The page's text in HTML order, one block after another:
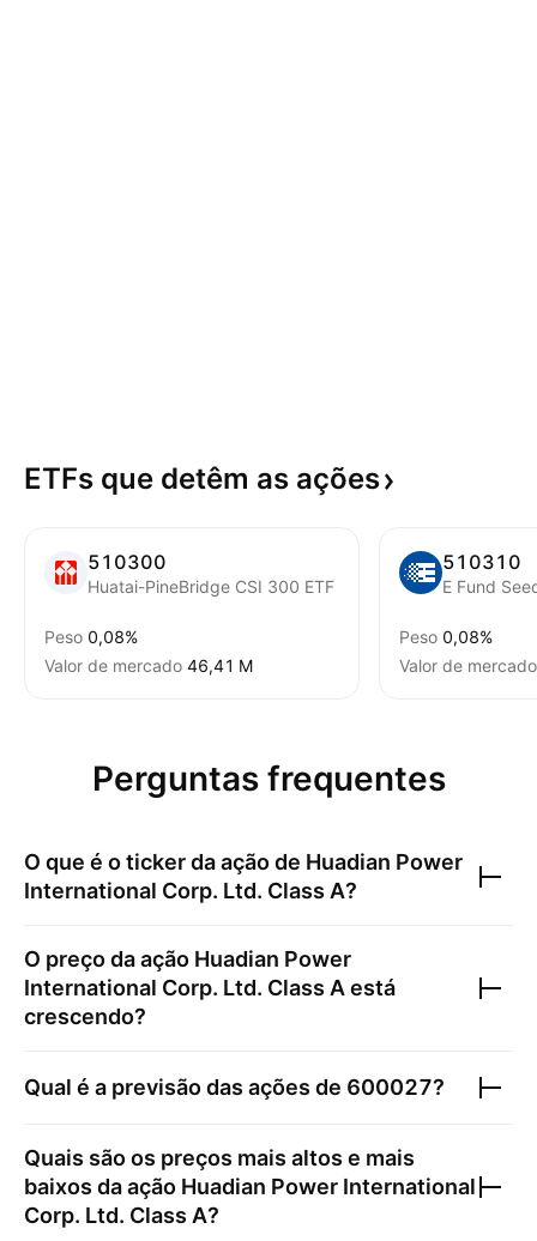
ETFs que detêm as ações
510300
Huatai-PineBridge CSI 300 ETF
Peso 0,08%
Valor de mercado ‪46,41 M‬
510310
E Fund
Peso 0,08%
Valor de mercado
Perguntas frequentes
O que é o ticker da ação de Huadian Power
International Corp. Ltd. Class A?
O preço da ação Huadian Power
International Corp. Ltd. Class A está
crescendo?
Qual é a previsão das ações de 600027?
Quais são os preços mais altos e mais
baixos da ação Huadian Power International
Corp. Ltd. Class A?